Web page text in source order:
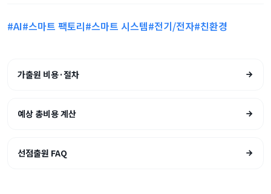
#AI#스마트 팩토리#스마트 시스템#전기/전자#친환경
가출원 비용·절차
예상 총비용 계산
선점출원 FAQ